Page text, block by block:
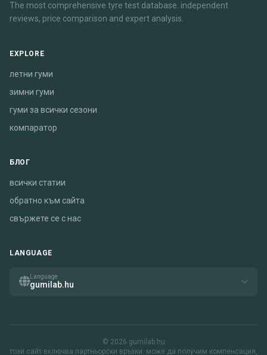
The most comprehensive tyre test database. independent
reviews, price comparison and expert analysis.
EXPLORE
летни гуми
зимни гуми
гуми за всички сезони
компаратор
БЛОГ
всички статии
обратно към сайта
свържете се с нас
LANGUAGE
Language
gumilab.hu
© 2026 gumilab.hu
този сайт включва партньорски връзки. може да получим компенсация,